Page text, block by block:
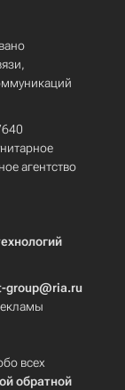
агентство
group@ria.ru
всех
обратной